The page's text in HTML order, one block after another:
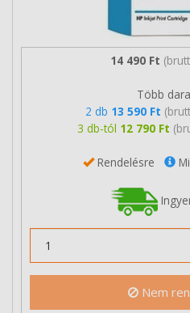
14 490 Ft
Több
2 db 13 590 Ft
3 db-tól 12 790 Ft
Rendelésre
Nem